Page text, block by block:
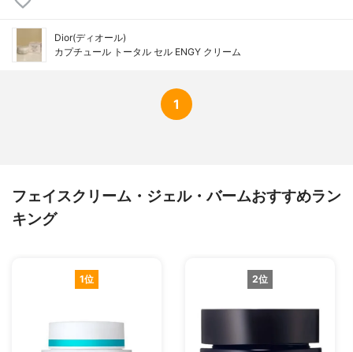
Dior(ディオール)
カプチュール トータル セル ENGY クリーム
1
フェイスクリーム・ジェル・バームおすすめラン
キング
1位 2位